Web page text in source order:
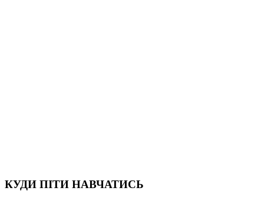
КУДИ ПІТИ НАВЧАТИСЬ